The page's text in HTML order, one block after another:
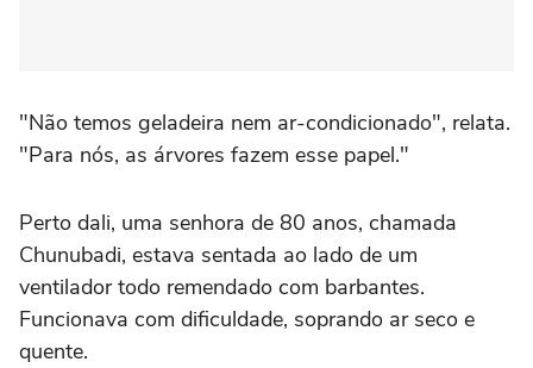
"Não temos geladeira nem ar-condicionado", relata.
"Para nós, as árvores fazem esse papel."
Perto dali, uma senhora de 80 anos, chamada
Chunubadi, estava sentada ao lado de um
ventilador todo remendado com barbantes.
Funcionava com dificuldade, soprando ar seco e
quente.